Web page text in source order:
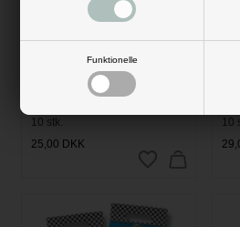
Funktionelle
10 stk.
25,00 DKK
10